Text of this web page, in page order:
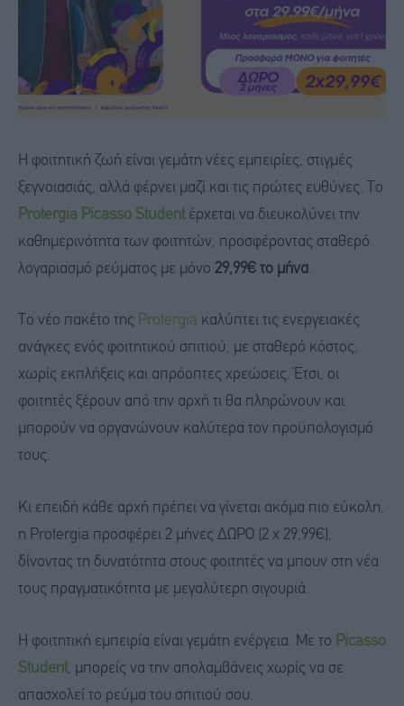
H φοιτητική ζωή είναι γεμάτη νέες εμπειρίες, στιγμές
ξεγνοιασιάς, αλλά φέρνει μαζί και τις πρώτες ευθύνες. Το
Protergia Picasso Studentέρχεται να διευκολύνει την
καθημερινότητα των φοιτητών, προσφέροντας σταθερό
λογαριασμό ρεύματος με μόνο 29,99€ το μήνα.
Το νέο πακέτο της Protergia καλύπτει τις ενεργειακές
ανάγκες ενός φοιτητικού σπιτιού, με σταθερό κόστος,
χωρίς εκπλήξεις και απρόοπτες χρεώσεις. Έτσι, οι
φοιτητές ξέρουν από την αρχή τι θα πληρώνουν και
μπορούν να οργανώνουν καλύτερα τον προϋπολογισμό
τους.
Κι επειδή κάθε αρχή πρέπει να γίνεται ακόμα πιο εύκολη,
η Protergia προσφέρει 2 μήνες ΔΩΡΟ (2 x 29,99€),
δίνοντας τη δυνατότητα στους φοιτητές να μπουν στη νέα
τους πραγματικότητα με μεγαλύτερη σιγουριά.
Η φοιτητική εμπειρία είναι γεμάτη ενέργεια. Με το Picasso
Student, μπορείς να την απολαμβάνεις χωρίς να σε
απασχολεί το ρεύμα του σπιτιού σου.